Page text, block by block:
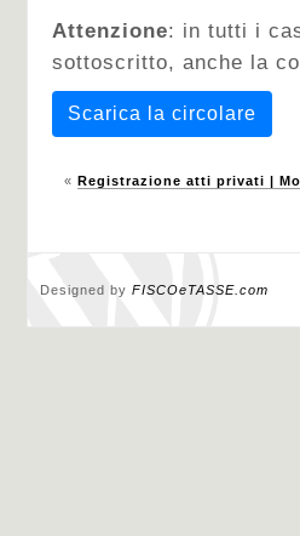
Attenzione: in tutti i
sottoscritto, anche la
Scarica la circolare
« Registrazione atti privati |
Designed by FISCOeTASSE.com